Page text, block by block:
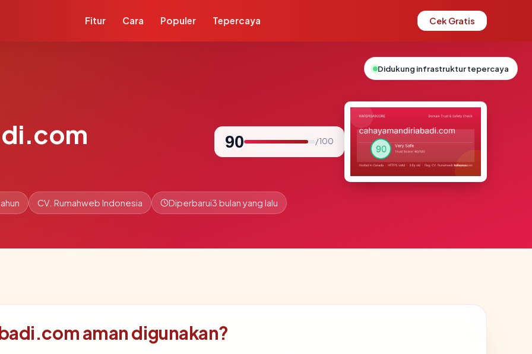
Fitur Cara Populer Tepercaya Cek Gratis
90 / 100
CV. Rumahweb Indonesia Diperbarui3 bulan yang lalu
aman digunakan?
Didukung infrastruktur tepercaya